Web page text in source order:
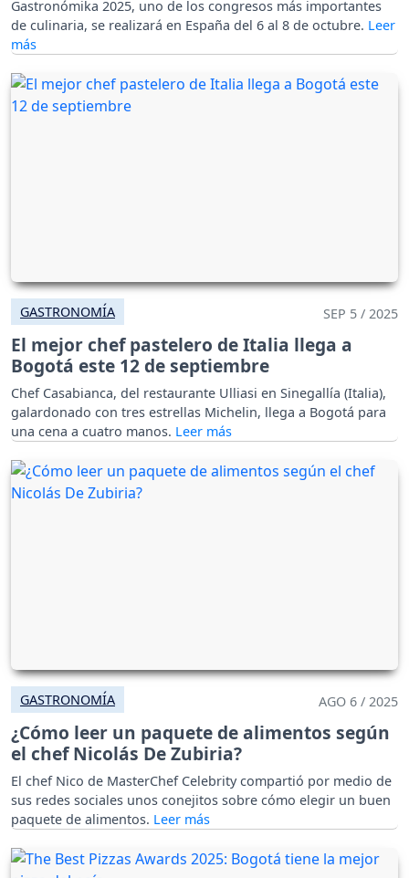
Gastronómika 2025, uno de los congresos más importantes
de culinaria, se realizará en España del 6 al 8 de octubre.
GASTRONOMÍA SEP 5 / 2025
El mejor chef pastelero de Italia llega a
Bogotá este 12 de septiembre
Chef Casabianca, del restaurante Ulliasi en Sinegallía (Italia),
galardonado con tres estrellas Michelin, llega a Bogotá para
una cena a cuatro manos.
GASTRONOMÍA AGO 6 / 2025
¿Cómo leer un paquete de alimentos según
el chef Nicolás De Zubiria?
El chef Nico de MasterChef Celebrity compartió por medio de
sus redes sociales unos conejitos sobre cómo elegir un buen
paquete de alimentos.